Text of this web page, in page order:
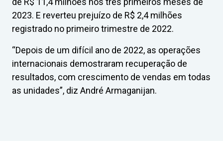
2023. E reverteu prejuízo de R$ 2,4 milhões
registrado no primeiro trimestre de 2022.
“Depois de um difícil ano de 2022, as operações
internacionais demostraram recuperação de
resultados, com crescimento de vendas em todas
as unidades”, diz André Armaganijan.